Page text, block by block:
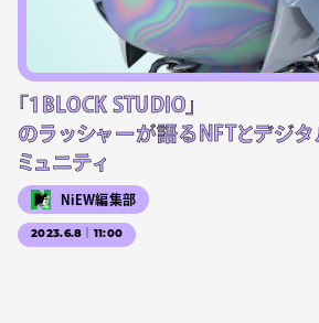
「1BLOCK STUDIO」
のラッシャーが語るNFTとデジタ
ミュニティ
NiEW編集部
2023.6.8｜11:00